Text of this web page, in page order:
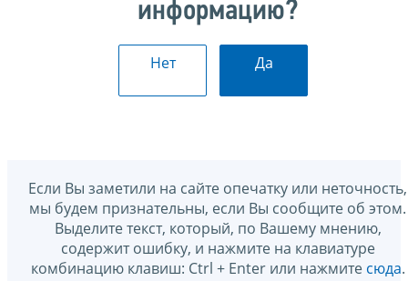
информацию?
Нет Да
Если Вы заметили на сайте опечатку или неточность,
мы будем признательны, если Вы сообщите об этом.
Выделите текст, который, по Вашему мнению,
содержит ошибку, и нажмите на клавиатуре
комбинацию клавиш: Ctrl + Enter или нажмите сюда.